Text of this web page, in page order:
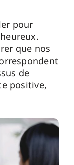
pour
que nos
de
positive,